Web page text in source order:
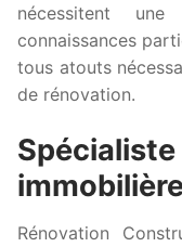
nécessitent
connaissances
tous atouts
de rénovation.
Rénovation